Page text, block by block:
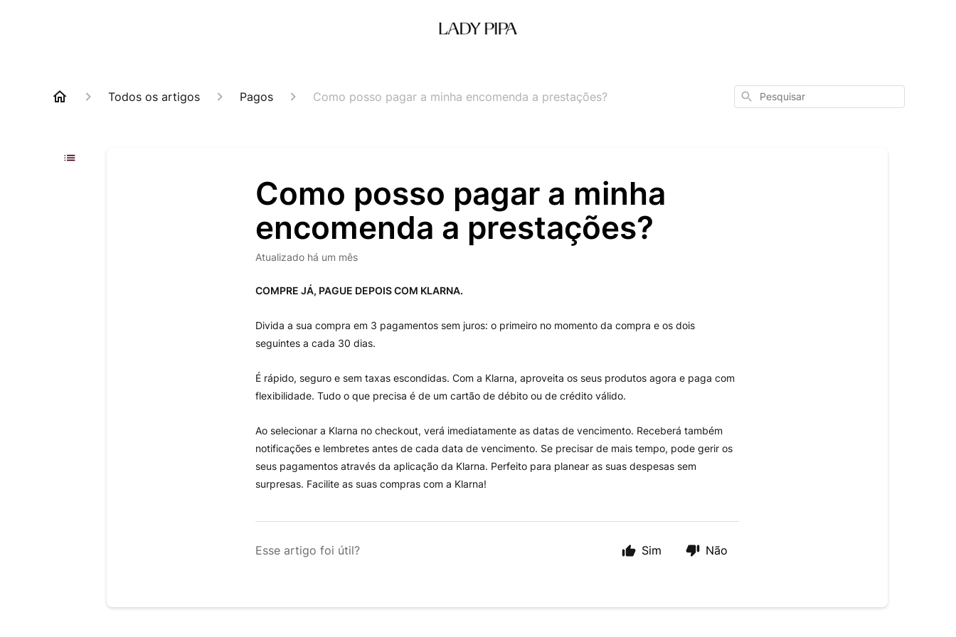
Todos os artigos Pagos Como posso pagar a minha encomenda a prestações? Pesquisar
Como posso pagar a minha
encomenda a prestações?
Atualizado há um mês
COMPRE JÁ, PAGUE DEPOIS COM KLARNA.
Divida a sua compra em 3 pagamentos sem juros: o primeiro no momento da compra e os dois
seguintes a cada 30 dias.
É rápido, seguro e sem taxas escondidas. Com a Klarna, aproveita os seus produtos agora e paga com
flexibilidade. Tudo o que precisa é de um cartão de débito ou de crédito válido.
Ao selecionar a Klarna no checkout, verá imediatamente as datas de vencimento. Receberá também
notificações e lembretes antes de cada data de vencimento. Se precisar de mais tempo, pode gerir os
seus pagamentos através da aplicação da Klarna. Perfeito para planear as suas despesas sem
surpresas. Facilite as suas compras com a Klarna!
Esse artigo foi útil? Sim Não